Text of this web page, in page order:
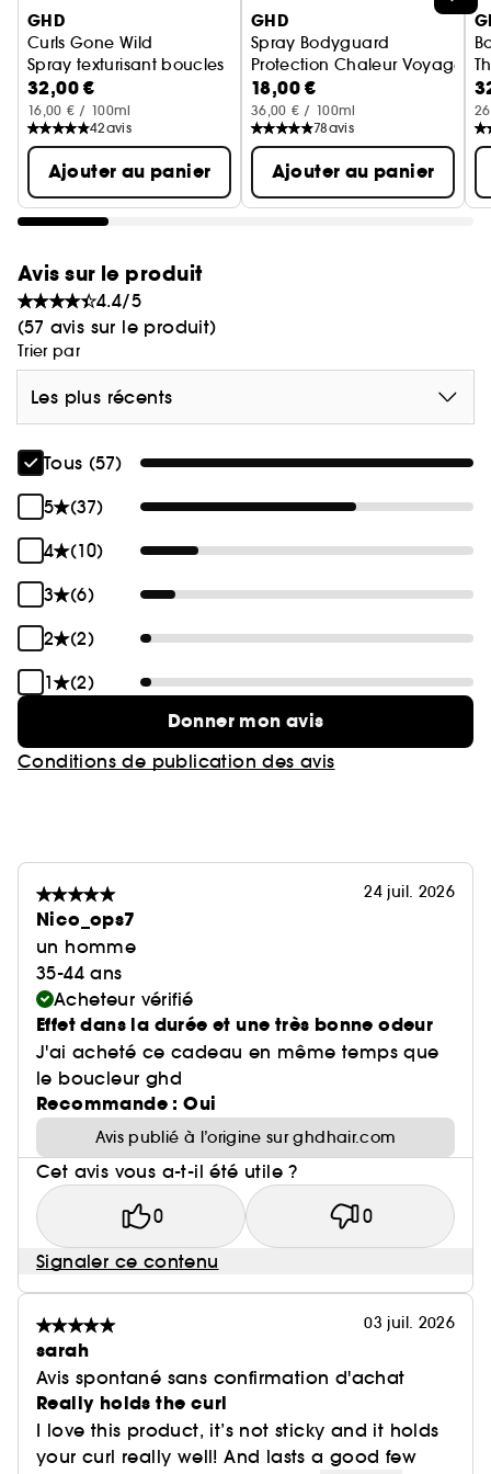
- s'assurer d'une longue tenue de vos boucles,
wavy et ondulations du lever au coucher
COMMENT ?
produit de préparation au coiffage crée un
bouclier invisible permettant de protéger
efficacement vos cheveux de la chaleur. Il
empêche le soulèvement de la cuticule pour des
cheveux préservés, plus de douceur et un
coiffage sublimé.
Associez-le à l'ensemble de nos boucleurs et
GHD
Curls Gone Wild
Spray texturisant boucles
32,00 €
16,00 € / 100ml
42avis
Ajouter au panier
GHD
Spray Bodyguard
Protection Chaleur Voyage
18,00 €
36,00 € / 100ml
78avis
Ajouter au panier
Avis sur le produit
4.4/5
(57 avis sur le produit)
Trier par
Les plus récents
Tous (57)
5
(37)
4
(10)
3
(6)
2
(2)
1
(2)
Donner mon avis
Conditions de publication des avis
24 juil. 2026
Nico_ops7
un homme
35-44 ans
Acheteur vérifié
Effet dans la durée et une très bonne odeur
J'ai acheté ce cadeau en même temps que
le boucleur ghd
Recommande : Oui
Avis publié à l’origine sur ghdhair.com
Cet avis vous a-t-il été utile ?
0 0
Signaler ce contenu
03 juil. 2026
sarah
Avis spontané sans confirmation d'achat
Really holds the curl
I love this product, it’s not sticky and it holds
your curl really well! And lasts a good few